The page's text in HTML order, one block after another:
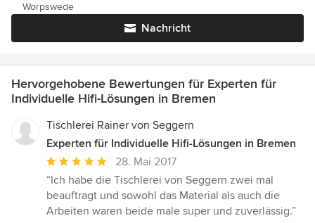
Nachricht
Worpswede
Hervorgehobene Bewertungen für Experten für
Individuelle Hifi-Lösungen in Bremen
Tischlerei Rainer von Seggern
Experten für Individuelle Hifi-Lösungen in Bremen
Durchschnittliche
Bewertung:
5
von
28. Mai 2017
“Ich habe die Tischlerei von Seggern zwei mal
beauftragt und sowohl das Material als auch die
Arbeiten waren beide male super und zuverlässig.”